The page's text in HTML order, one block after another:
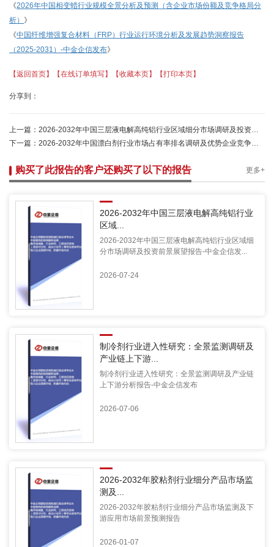
《2026年中国相变蜡行业规模全景分析及预测（含企业市场份额及竞争格局分
析） 》
《中国纤维增强复合材料（ FRP）行业运行环境分析及发展趋势洞察报告
（2025-2031）-中金企信发布》
【返回首页】 【在线订单填写】 【收藏本页】 【打印本页】
分享到：
上一篇： 2026-2032年中国三层液电解高纯铝行业区域细分市场调研及投资前景展望报告-中金企信发布
下一篇： 2026-2032年中国漂白剂行业市场占有率排名调研及优势企业竞争份额评估报告
购买了此报告的客户还购买了以下的报告 更多+
2026-2032年中国三层液电解高纯铝行业
区域...
2026-2032年中国三层液电解高纯铝行业区域细
分市场调研及投资前景展望报告-中金企信发...
2026-07-24
制冷剂行业进入性研究：全景监测调研及
产业链上下游...
制冷剂行业进入性研究：全景监测调研及产业链
上下游分析报告-中金企信发布
2026-07-06
2026-2032年胶粘剂行业细分产品市场监
测及...
2026-2032年胶粘剂行业细分产品市场监测及下
游应用市场前景预测报告
2026-01-07